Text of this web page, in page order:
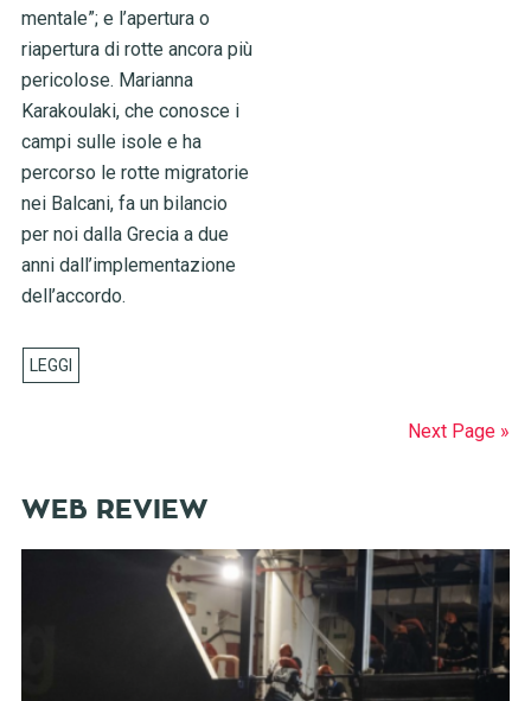
mentale”; e l’apertura o
riapertura di rotte ancora più
pericolose. Marianna
Karakoulaki, che conosce i
campi sulle isole e ha
percorso le rotte migratorie
nei Balcani, fa un bilancio
per noi dalla Grecia a due
anni dall’implementazione
dell’accordo.
Next Page »
WEB REVIEW